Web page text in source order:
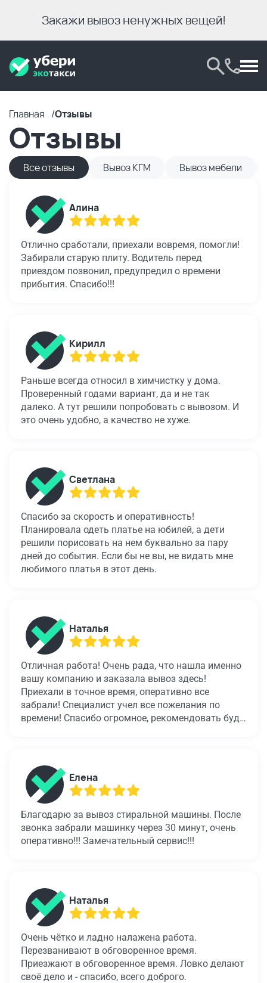
Закажи вывоз ненужных вещей!
Главная Отзывы
Отзывы
Все отзывы Вывоз КГМ Вывоз мебели
Алина
Отлично сработали, приехали вовремя, помогли!
Забирали старую плиту. Водитель перед
приездом позвонил, предупредил о времени
прибытия. Спасибо!!!
Кирилл
Раньше всегда относил в химчистку у дома.
Проверенный годами вариант, да и не так
далеко. А тут решили попробовать с вывозом. И
это очень удобно, а качество не хуже.
Светлана
Спасибо за скорость и оперативность!
Планировала одеть платье на юбилей, а дети
решили порисовать на нем буквально за пару
дней до события. Если бы не вы, не видать мне
любимого платья в этот день.
Наталья
Отличная работа! Очень рада, что нашла именно
вашу компанию и заказала вывоз здесь!
Приехали в точное время, оперативно все
забрали! Специалист учел все пожелания по
времени! Спасибо огромное, рекомендовать буду
Елена
Благодарю за вывоз стиральной машины. После
звонка забрали машинку через 30 минут, очень
оперативно!!! Замечательный сервис!!!
Наталья
Очень чётко и ладно налажена работа.
Перезванивают в обговоренное время.
Приезжают в обговоренное время. Ловко делают
своё дело и - спасибо, всего доброго.